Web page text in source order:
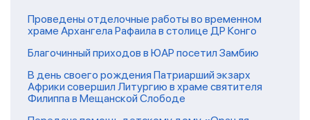
Проведены отделочные работы во временном
храме Архангела Рафаила в столице ДР Конго
Благочинный приходов в ЮАР посетил Замбию
В день своего рождения Патриарший экзарх
Африки совершил Литургию в храме святителя
Филиппа в Мещанской Слободе